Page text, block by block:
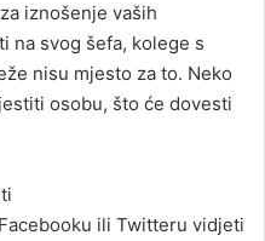
iznošenje vaših
na svog šefa, kolege s
nisu mjesto za to. Neko
osobu, što će dovesti
ili Twitteru vidjeti